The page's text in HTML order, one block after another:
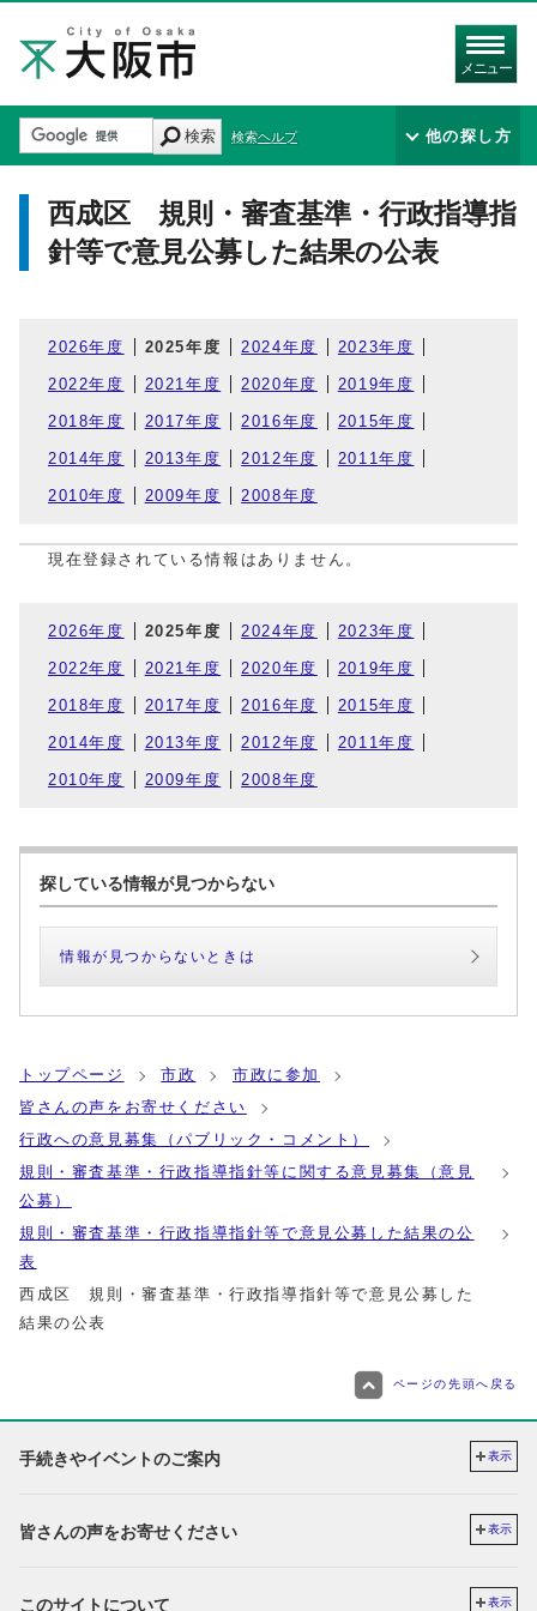
メニュー
検索 検索ヘルプ 他の探し方
西成区 規則・審査基準・行政指導指
針等で意見公募した結果の公表
2026年度 2025年度 2024年度 2023年度
2022年度 2021年度 2020年度 2019年度
2018年度 2017年度 2016年度 2015年度
2014年度 2013年度 2012年度 2011年度
2010年度 2009年度 2008年度
現在登録されている情報はありません。
2026年度 2025年度 2024年度 2023年度
2022年度 2021年度 2020年度 2019年度
2018年度 2017年度 2016年度 2015年度
2014年度 2013年度 2012年度 2011年度
2010年度 2009年度 2008年度
探している情報が見つからない
情報が見つからないときは
トップページ 市政
市政に参加
皆さんの声をお寄せください
行政への意見募集（パブリック・コメント）
規則・審査基準・行政指導指針等に関する意見募集（意見
公募）
規則・審査基準・行政指導指針等で意見公募した結果の公
表
西成区 規則・審査基準・行政指導指針等で意見公募した
結果の公表
ページの先頭へ戻る
手続きやイベントのご案内 表示
皆さんの声をお寄せください 表示
このサイトについて 表示